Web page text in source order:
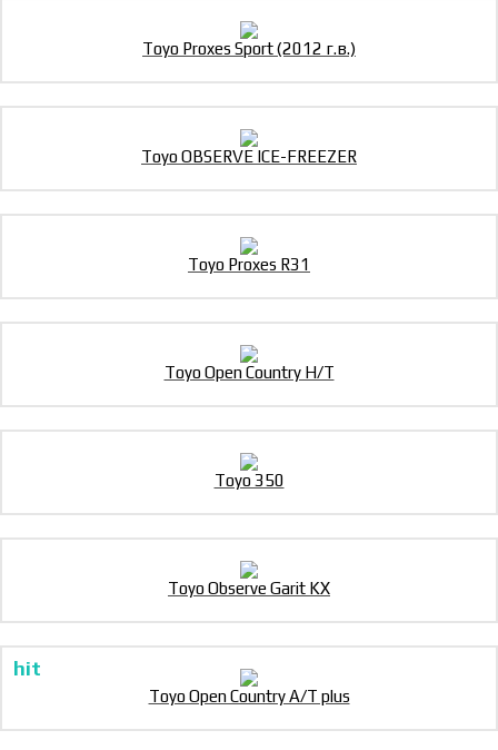
Toyo Proxes Sport (2012 г.в.)
Toyo OBSERVE ICE-FREEZER
Toyo Proxes R31
Toyo Open Country H/T
Toyo 350
Toyo Observe Garit KX
Toyo Open Country A/T plus